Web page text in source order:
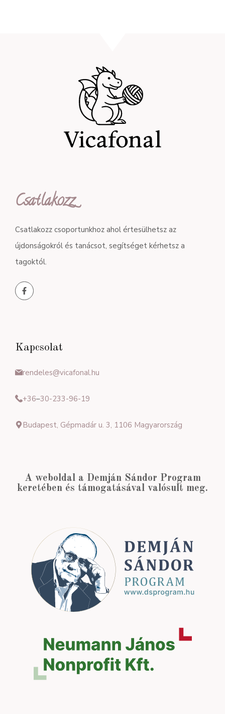
Csatlakozz
Csatlakozz csoportunkhoz ahol értesülhetsz az
újdonságokról és tanácsot, segítséget kérhetsz a
tagoktól.
Kapcsolat
rendeles@vicafonal.hu
+36–30-233-96-19
Budapest, Gépmadár u. 3, 1106 Magyarország
A weboldal a Demján Sándor Program
keretében és támogatásával valósult meg.